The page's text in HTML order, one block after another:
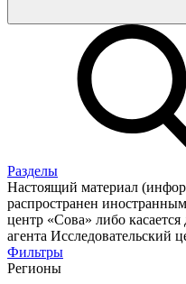
Разделы
Настоящий материал
распространен
центр «Сова» либо
агента Исследовательский
Фильтры
Регионы